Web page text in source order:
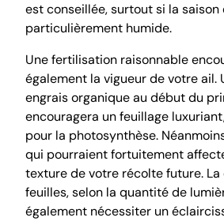
est conseillée, surtout si la saison
particulièrement humide.
Une fertilisation raisonnable
également la vigueur de votre ail.
engrais organique au début du
encouragera un feuillage
pour la photosynthèse.
qui pourraient fortuitement
texture de votre récolte future.
feuilles, selon la quantité de
également nécessiter un